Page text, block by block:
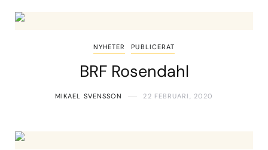
NYHETER PUBLICERAT
BRF Rosendahl
MIKAEL SVENSSON 22 FEBRUARI, 2020